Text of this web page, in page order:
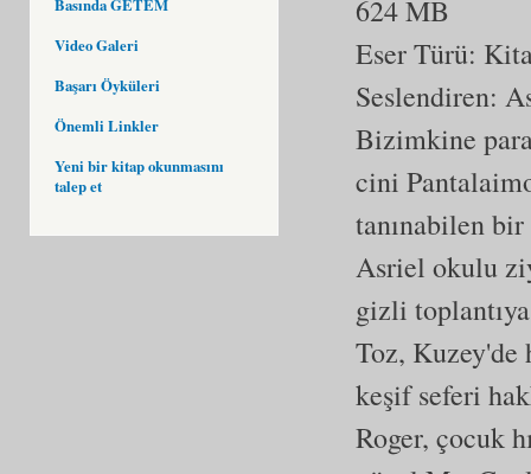
Basında GETEM
Video Galeri
Başarı Öyküleri
Önemli Linkler
Yeni bir kitap okunmasını
talep et
624 MB
Eser Türü:
Seslendiren:
Bizimkine
cini
tanınabilen
Asriel okulu
gizli
Toz, Kuzey'de
keşif seferi
Roger, çocuk